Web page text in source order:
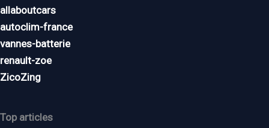
allaboutcars
autoclim-france
vannes-batterie
renault-zoe
ZicoZing
Top articles